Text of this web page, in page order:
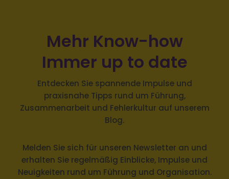
Mehr Know-how
Immer up to date
Entdecken Sie spannende Impulse und
praxisnahe Tipps rund um Führung,
Zusammenarbeit und Fehlerkultur auf unserem
Blog.
Melden Sie sich für unseren Newsletter an und
erhalten Sie regelmäßig Einblicke, Impulse und
Neuigkeiten rund um Führung und Organisation.